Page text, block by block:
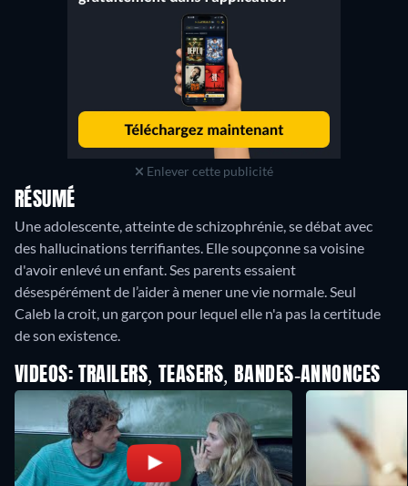
Enlever cette publicité
RÉSUMÉ
Une adolescente, atteinte de schizophrénie, se débat avec
des hallucinations terrifiantes. Elle soupçonne sa voisine
d'avoir enlevé un enfant. Ses parents essaient
désespérément de l’aider à mener une vie normale. Seul
Caleb la croit, un garçon pour lequel elle n'a pas la certitude
de son existence.
VIDEOS: TRAILERS, TEASERS, BANDES-ANNONCES